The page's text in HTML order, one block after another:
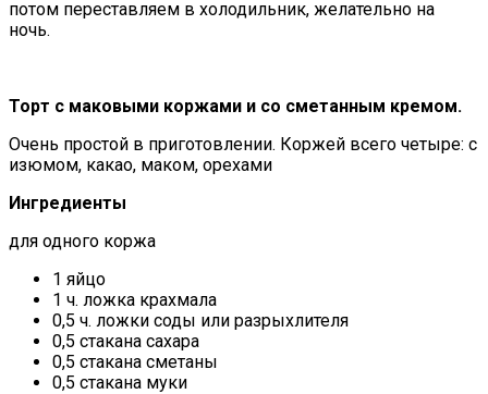
потом переставляем в холодильник, желательно на
ночь.
Торт с маковыми коржами и со сметанным кремом.
Очень простой в приготовлении. Коржей всего четыре: с
изюмом, какао, маком, орехами
Ингредиенты
для одного коржа
1 яйцо
1 ч. ложка крахмала
0,5 ч. ложки соды или разрыхлителя
0,5 стакана сахара
0,5 стакана сметаны
0,5 стакана муки